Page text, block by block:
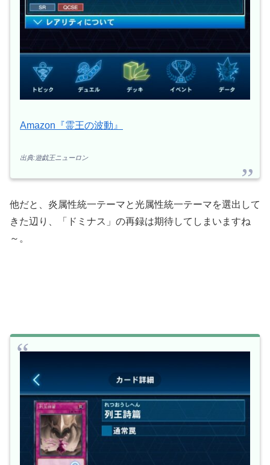
Amazon『霊王の波動』
出典:遊戯王ニューロン
他だと、炎属性統一テーマと光属性統一テーマを選出して
きた辺り、「ドミナス」の再録は期待してしまいますね
～。